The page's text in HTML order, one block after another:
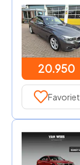
20.950
Favoriet